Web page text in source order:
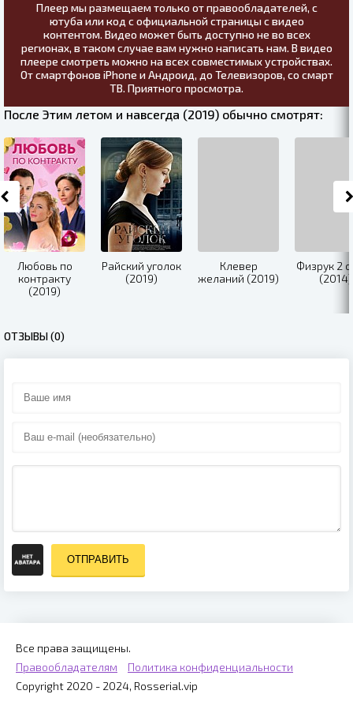
Плеер мы размещаем только от правообладателей, с
ютуба или код с официальной страницы с видео
контентом. Видео может быть доступно не во всех
регионах, в таком случае вам нужно написать нам. В видео
плеере смотреть можно на всех совместимых устройствах.
От смартфонов iPhone и Андроид, до Телевизоров, со смарт
ТВ. Приятного просмотра.
После Этим летом и навсегда (2019) обычно смотрят:
Любовь по
контракту
(2019)
Райский уголок
(2019)
Клевер
желаний (2019)
Физрук 2
(2014)
ОТЗЫВЫ (0)
ОТПРАВИТЬ
Все права защищены.
Правообладателям
Политика конфиденциальности
Copyright 2020 - 2024, Rosserial.vip